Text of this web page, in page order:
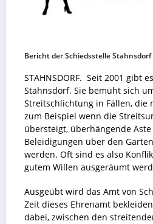
Bericht der Schiedsstelle Stahnsdorf
STAHNSDORF. Seit 2001 gibt
Stahnsdorf. Sie bemüht sich
Streitschlichtung in Fällen, die
zum Beispiel wenn die
übersteigt, überhängende
Beleidigungen über den
werden. Oft sind es also
gutem Willen ausgeräumt
Ausgeübt wird das Amt von
Zeit dieses Ehrenamt
dabei, zwischen den